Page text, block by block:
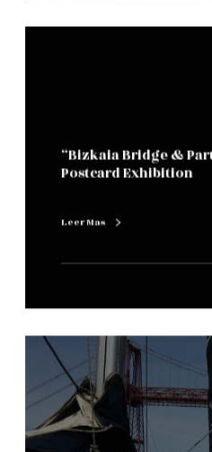
“Bizkaia Bridge &
Postcard Exhibition
Leer Mas